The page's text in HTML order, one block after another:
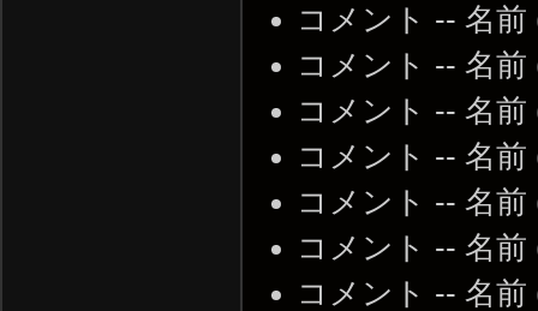
コメント -- 名前
コメント -- 名前
コメント -- 名前
コメント -- 名前
コメント -- 名前
コメント -- 名前
コメント -- 名前